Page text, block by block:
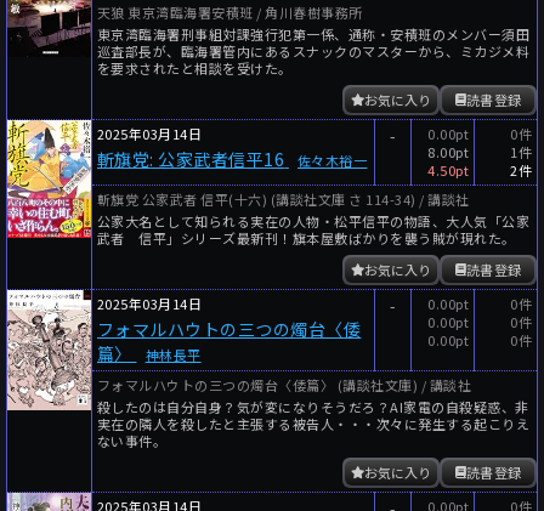
天狼 東京湾臨海署安積班 / 角川春樹事務所
東京湾臨海署刑事組対課強行犯第一係、通称・安積班のメンバー須田
巡査部長が、臨海署管内にあるスナックのマスターから、ミカジメ料
を要求されたと相談を受けた。
読書登録
お気に入り
2025年03月14日
斬旗党: 公家武者信平16 佐々木裕一
-
0.00pt
8.00pt
4.50pt
0件
1件
2件
斬旗党 公家武者 信平(十六) (講談社文庫 さ 114-34) / 講談社
公家大名として知られる実在の人物・松平信平の物語、大人気「公家
武者 信平」シリーズ最新刊！旗本屋敷ばかりを襲う賊が現れた。
読書登録
お気に入り
2025年03月14日
フォマルハウトの三つの燭台〈倭
篇〉
神林長平
-
0.00pt
0.00pt
0.00pt
0件
0件
0件
フォマルハウトの三つの燭台〈倭篇〉 (講談社文庫) / 講談社
殺したのは自分自身？気が変になりそうだろ？AI家電の自殺疑惑、非
実在の隣人を殺したと主張する被告人・・・次々に発生する起こりえ
ない事件。
読書登録
お気に入り
2025年03月14日
0.00pt
0件